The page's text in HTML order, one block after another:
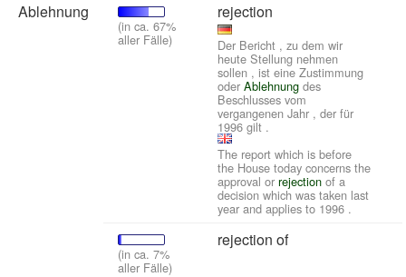
Ablehnung
(in ca. 67%
aller Fälle)
rejection
Der Bericht , zu dem wir
heute Stellung nehmen
sollen , ist eine Zustimmung
oder Ablehnung des
Beschlusses vom
vergangenen Jahr , der für
1996 gilt .
The report which is before
the House today concerns the
approval or rejection of a
decision which was taken last
year and applies to 1996 .
(in ca. 7%
aller Fälle)
rejection of